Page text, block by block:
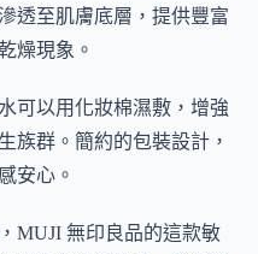
透至肌膚底層，提供豐富
燥現象。
可以用化妝棉濕敷，增強
族群。簡約的包裝設計，
安心。
MUJI 無印良品的這款敏